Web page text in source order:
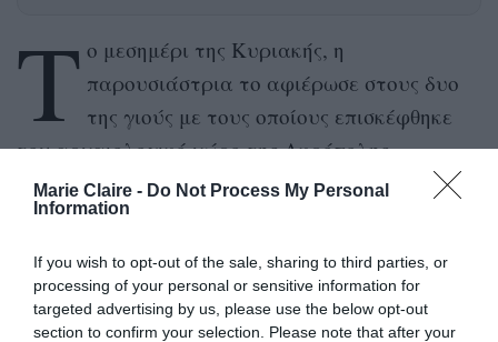
Marie Claire - Do Not Process My Personal
Information
If you wish to opt-out of the sale, sharing to third parties, or
processing of your personal or sensitive information for
targeted advertising by us, please use the below opt-out
section to confirm your selection. Please note that after your
Τ ο μεσημέρι της Κυριακής, η
παρουσιάστρια το αφιέρωσε στους δυο
της γιούς με τους οποίους επισκέφθηκε
τον αρχαιολογικό χώρο της Ακρόπολης.
Στη φωτογραφία την οποία ανέβασε στον
φαίνεται η ίδια με τα δυο της αγοράκια, το
Δημήτρη και το Γιάννη δίπλα στον Παρθενώνα.